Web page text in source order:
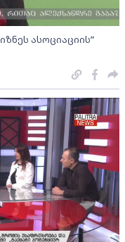
ასოციაციის”